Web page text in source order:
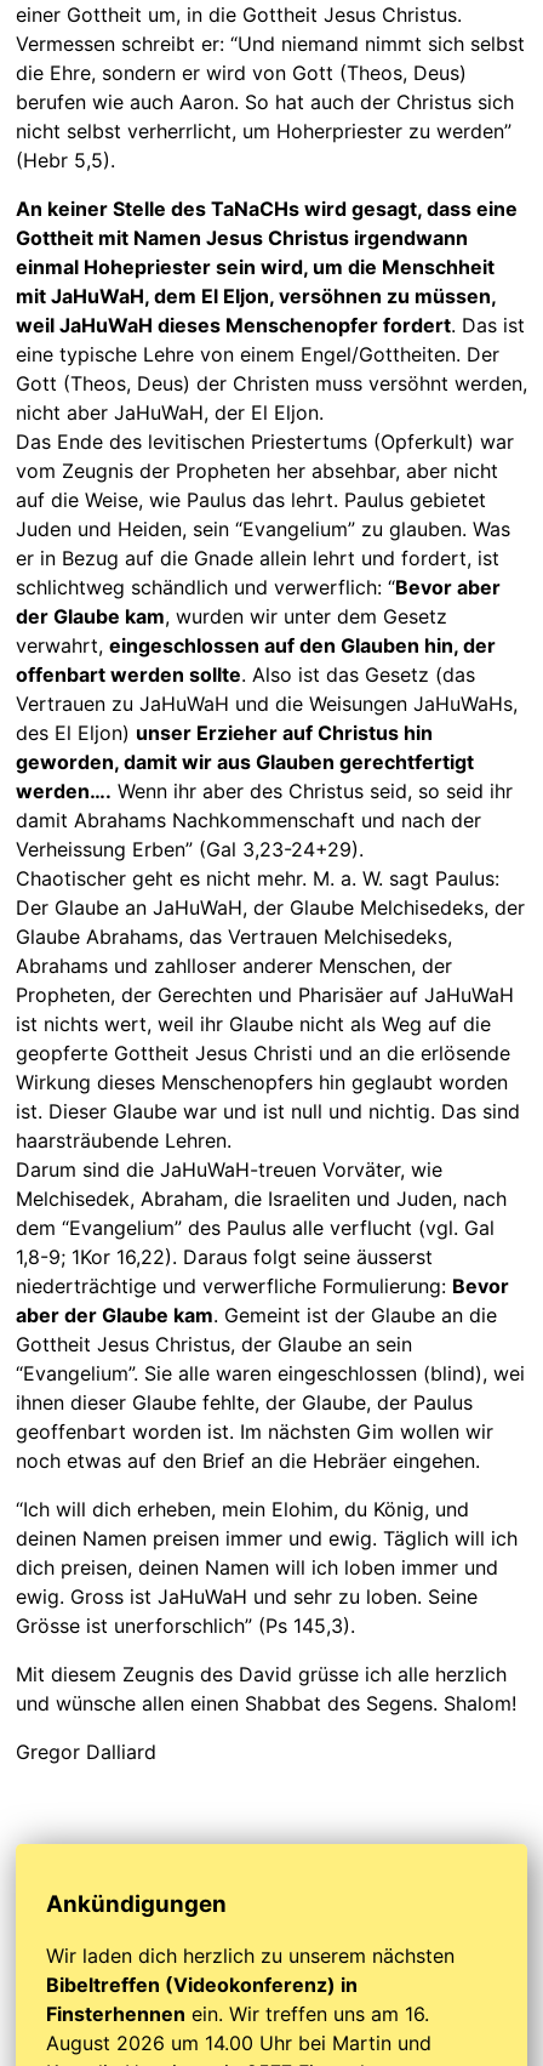
einer Gottheit um, in die Gottheit Jesus Christus.
Vermessen schreibt er: “Und niemand nimmt sich selbst
die Ehre, sondern er wird von Gott (Theos, Deus)
berufen wie auch Aaron. So hat auch der Christus sich
nicht selbst verherrlicht, um Hoherpriester zu werden”
(Hebr 5,5).
An keiner Stelle des TaNaCHs wird gesagt, dass eine
Gottheit mit Namen Jesus Christus irgendwann
einmal Hohepriester sein wird, um die Menschheit
mit JaHuWaH, dem El Eljon, versöhnen zu müssen,
weil JaHuWaH dieses Menschenopfer fordert. Das ist
eine typische Lehre von einem Engel/Gottheiten. Der
Gott (Theos, Deus) der Christen muss versöhnt werden,
nicht aber JaHuWaH, der El Eljon.
Das Ende des levitischen Priestertums (Opferkult) war
vom Zeugnis der Propheten her absehbar, aber nicht
auf die Weise, wie Paulus das lehrt. Paulus gebietet
Juden und Heiden, sein “Evangelium” zu glauben. Was
er in Bezug auf die Gnade allein lehrt und fordert, ist
schlichtweg schändlich und verwerflich: “Bevor aber
der Glaube kam, wurden wir unter dem Gesetz
verwahrt, eingeschlossen auf den Glauben hin, der
offenbart werden sollte. Also ist das Gesetz (das
Vertrauen zu JaHuWaH und die Weisungen JaHuWaHs,
des El Eljon) unser Erzieher auf Christus hin
geworden, damit wir aus Glauben gerechtfertigt
werden…. Wenn ihr aber des Christus seid, so seid ihr
damit Abrahams Nachkommenschaft und nach der
Verheissung Erben” (Gal 3,23-24+29).
Chaotischer geht es nicht mehr. M. a. W. sagt Paulus:
Der Glaube an JaHuWaH, der Glaube Melchisedeks, der
Glaube Abrahams, das Vertrauen Melchisedeks,
Abrahams und zahlloser anderer Menschen, der
Propheten, der Gerechten und Pharisäer auf JaHuWaH
ist nichts wert, weil ihr Glaube nicht als Weg auf die
geopferte Gottheit Jesus Christi und an die erlösende
Wirkung dieses Menschenopfers hin geglaubt worden
ist. Dieser Glaube war und ist null und nichtig. Das sind
haarsträubende Lehren.
Darum sind die JaHuWaH-treuen Vorväter, wie
Melchisedek, Abraham, die Israeliten und Juden, nach
dem “Evangelium” des Paulus alle verflucht (vgl. Gal
1,8-9; 1Kor 16,22). Daraus folgt seine äusserst
niederträchtige und verwerfliche Formulierung: Bevor
aber der Glaube kam. Gemeint ist der Glaube an die
Gottheit Jesus Christus, der Glaube an sein
“Evangelium”. Sie alle waren eingeschlossen (blind), wei
ihnen dieser Glaube fehlte, der Glaube, der Paulus
geoffenbart worden ist. Im nächsten Gim wollen wir
noch etwas auf den Brief an die Hebräer eingehen.
“Ich will dich erheben, mein Elohim, du König, und
deinen Namen preisen immer und ewig. Täglich will ich
dich preisen, deinen Namen will ich loben immer und
ewig. Gross ist JaHuWaH und sehr zu loben. Seine
Grösse ist unerforschlich” (Ps 145,3).
Mit diesem Zeugnis des David grüsse ich alle herzlich
und wünsche allen einen Shabbat des Segens. Shalom!
Gregor Dalliard
Ankündigungen
Wir laden dich herzlich zu unserem nächsten
Bibeltreffen (Videokonferenz) in
Finsterhennen ein. Wir treffen uns am 16.
August 2026 um 14.00 Uhr bei Martin und